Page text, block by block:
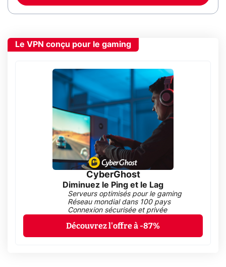
Le VPN conçu pour le gaming
CyberGhost
Diminuez le Ping et le Lag
Serveurs optimisés pour le gaming
Réseau mondial dans 100 pays
Connexion sécurisée et privée
Découvrez l'offre à -87%